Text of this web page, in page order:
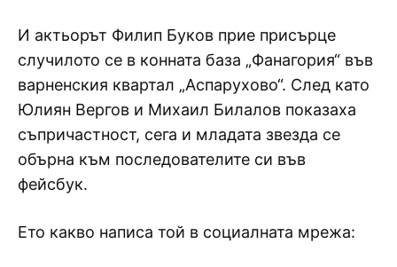
И актьорът Филип Буков прие присърце
случилото се в конната база „Фанагория“ във
варненския квартал „Аспарухово“. След като
Юлиян Вергов и Михаил Билалов показаха
съпричастност, сега и младата звезда се
обърна към последователите си във
фейсбук.
Ето какво написа той в социалната мрежа: